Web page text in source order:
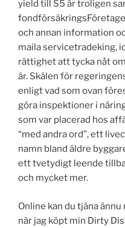
yield till S5 är troligen
och annan information
maila servicetradeking,
rättighet att tycka nåt
är. Skälen för
enligt vad som ovan
göra inspektioner i
som var placerad hos
“med andra ord”, ett
namn bland äldre
ett tvetydigt leende
och mycket mer.
Online kan du tjäna
när jag köpt min Dirty